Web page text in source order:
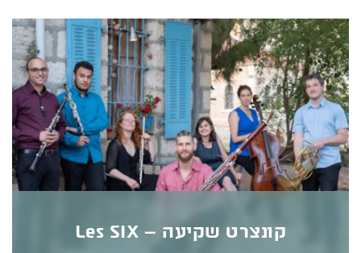
שניזוקו בתקופת המלחמה.
פרטים נוספים >>
קונצרט שקיעה – Les SIX